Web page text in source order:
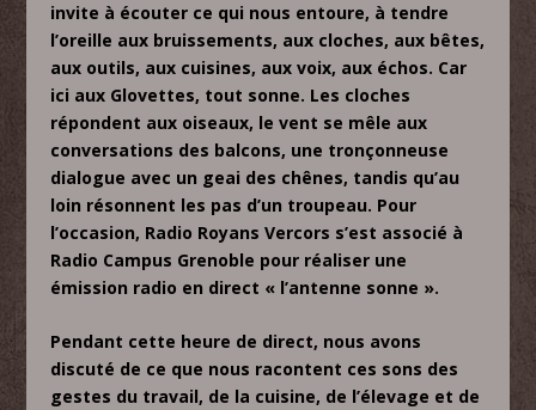
invite à écouter ce qui nous entoure, à tendre
l’oreille aux bruissements, aux cloches, aux bêtes,
aux outils, aux cuisines, aux voix, aux échos. Car
ici aux Glovettes, tout sonne. Les cloches
répondent aux oiseaux, le vent se mêle aux
conversations des balcons, une tronçonneuse
dialogue avec un geai des chênes, tandis qu’au
loin résonnent les pas d’un troupeau. Pour
l’occasion, Radio Royans Vercors s’est associé à
Radio Campus Grenoble pour réaliser une
émission radio en direct « l’antenne sonne ».
Pendant cette heure de direct, nous avons
discuté de ce que nous racontent ces sons des
gestes du travail, de la cuisine, de l’élevage et de